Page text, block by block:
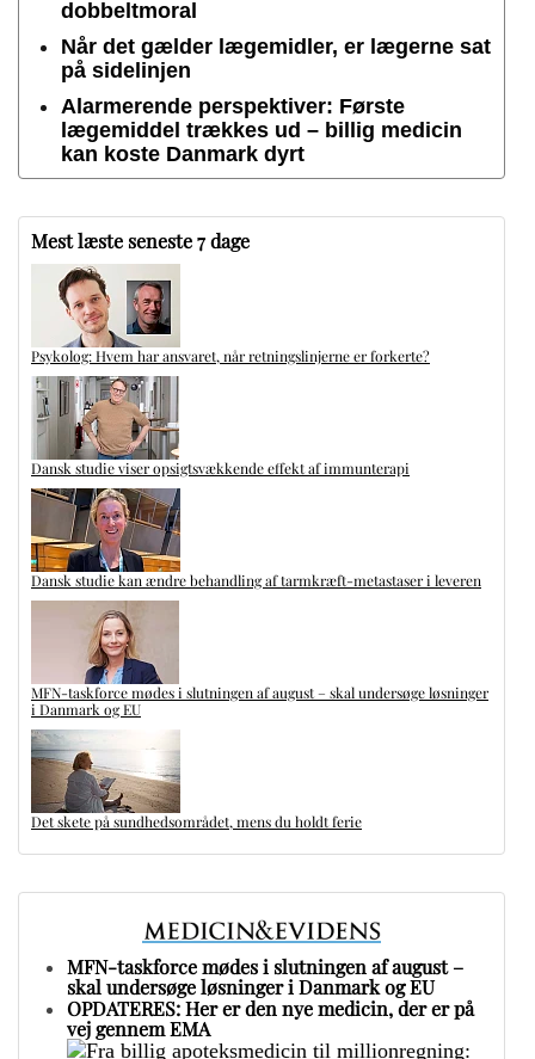
dobbeltmoral
Når det gælder lægemidler, er lægerne sat
på sidelinjen
Alarmerende perspektiver: Første
lægemiddel trækkes ud – billig medicin
kan koste Danmark dyrt
Mest læste seneste 7 dage
Psykolog: Hvem har ansvaret, når retningslinjerne er forkerte?
Dansk studie viser opsigtsvækkende effekt af immunterapi
Dansk studie kan ændre behandling af tarmkræft-metastaser i leveren
MFN-taskforce mødes i slutningen af august – skal undersøge løsninger
i Danmark og EU
Det skete på sundhedsområdet, mens du holdt ferie
MFN-taskforce mødes i slutningen af august –
skal undersøge løsninger i Danmark og EU
OPDATERES: Her er den nye medicin, der er på
vej gennem EMA